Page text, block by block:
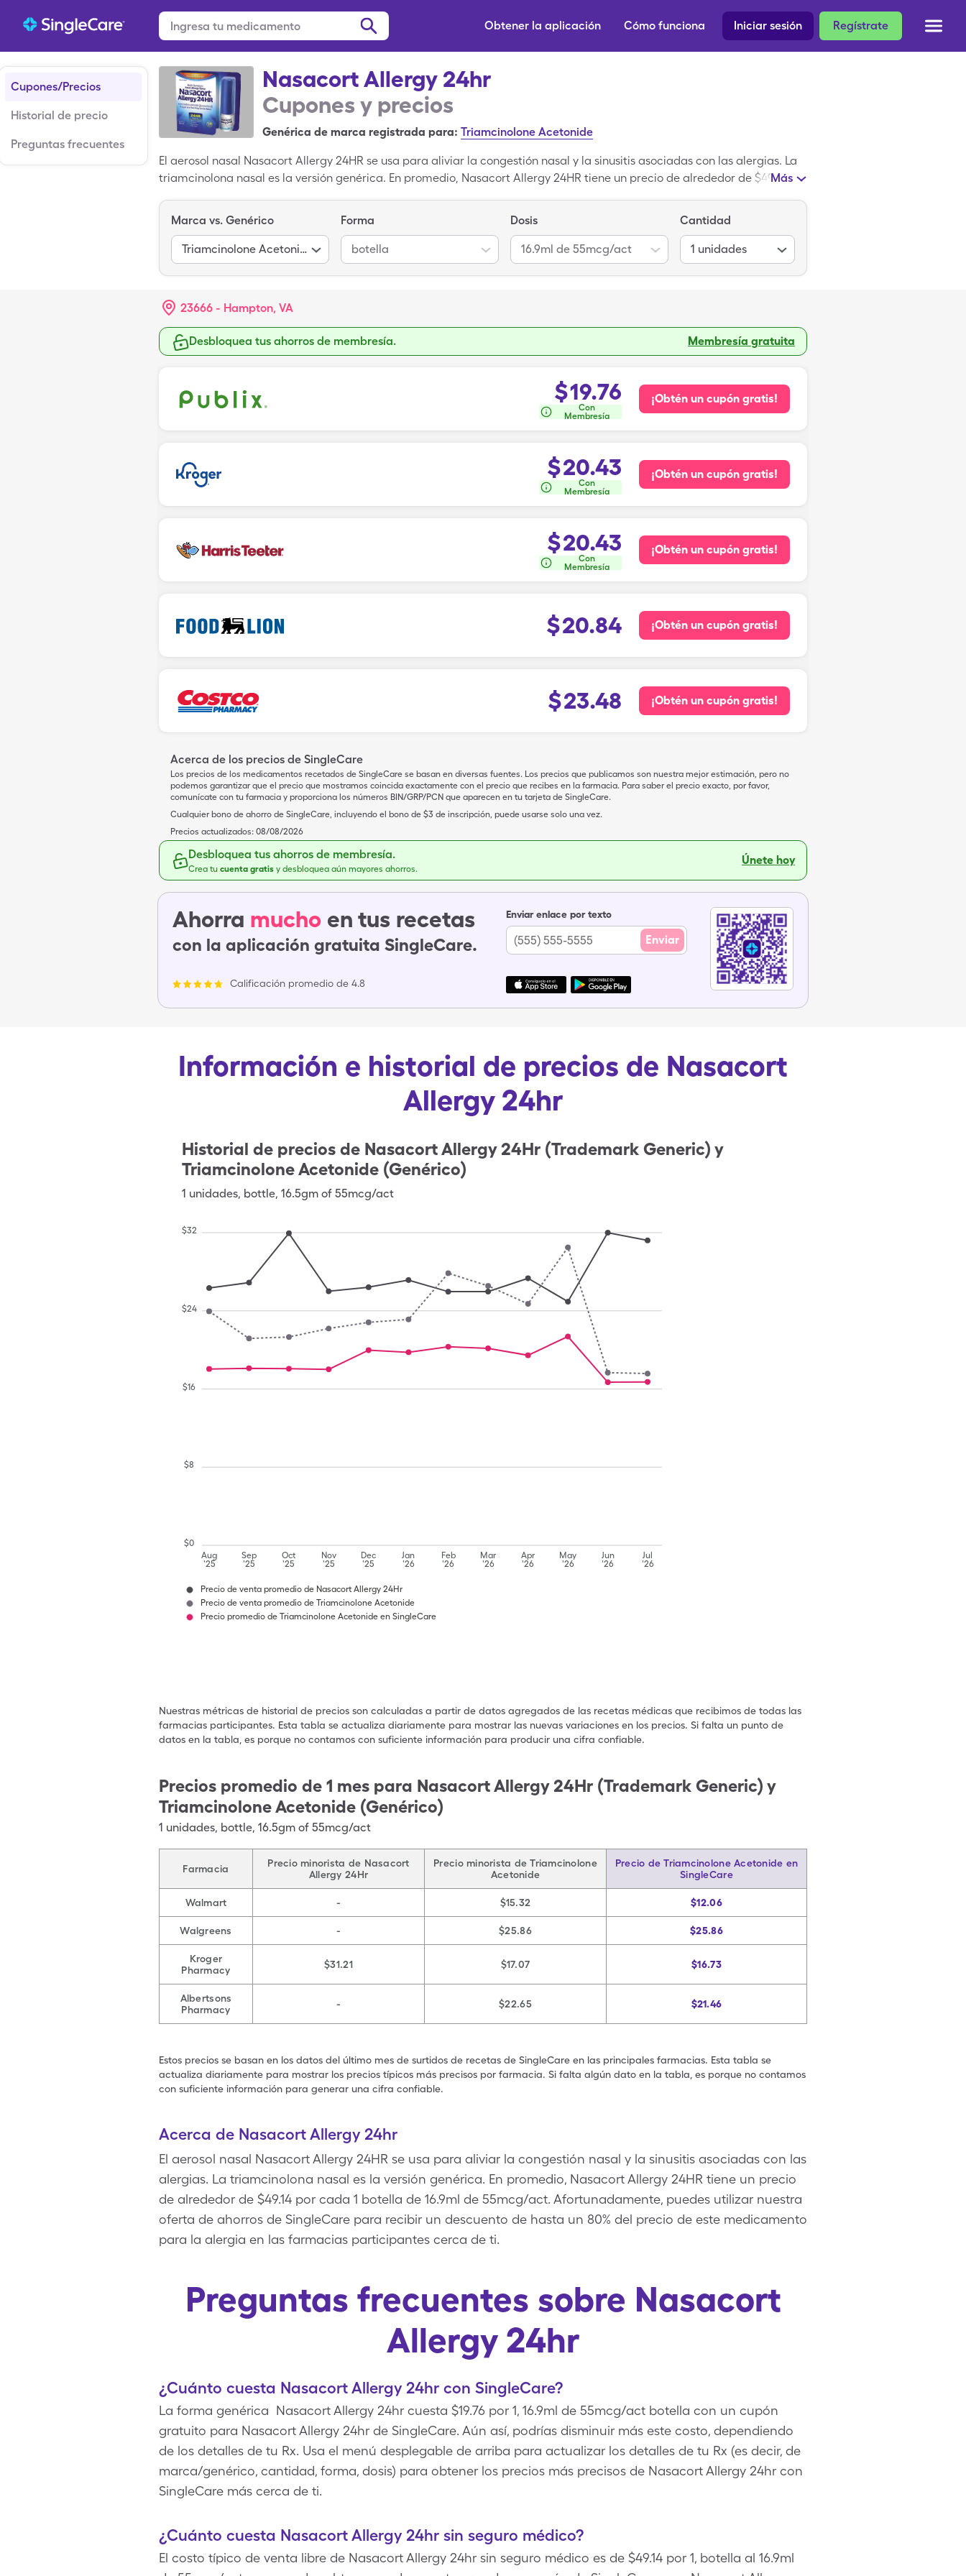
Regístrate
Iniciar sesión
Cómo funciona
Obtener la aplicación
Cupones/Precios
Historial de precio
Preguntas frecuentes
Nasacort Allergy 24hr
Cupones y precios
Genérica de marca registrada para: Triamcinolone Acetonide
El aerosol nasal Nasacort Allergy 24HR se usa para aliviar la congestión nasal y la sinusitis asociadas con las alergias. La
triamcinolona nasal es la versión genérica. En promedio, Nasacort Allergy 24HR tiene un precio de alrededor de $49.14 por
recibir un descuento de hasta un 80% del precio de este medicamento para la alergia en las farmacias participantes
Más
Marca vs. Genérico
Triamcinolone Acetonide
Forma
botella
Dosis
16.9ml de 55mcg/act
Cantidad
1 unidades
23666 - Hampton, VA
Desbloquea tus ahorros de membresía. Membresía gratuita
$19.76
Con
Membresía
¡Obtén un cupón gratis!
$20.43
Con
Membresía
¡Obtén un cupón gratis!
$20.43
Con
Membresía
¡Obtén un cupón gratis!
$20.84 ¡Obtén un cupón gratis!
$23.48 ¡Obtén un cupón gratis!
Acerca de los precios de SingleCare
Los precios de los medicamentos recetados de SingleCare se basan en diversas fuentes. Los precios que publicamos son nuestra mejor estimación, pero no
podemos garantizar que el precio que mostramos coincida exactamente con el precio que recibes en la farmacia. Para saber el precio exacto, por favor,
comunícate con tu farmacia y proporciona los números BIN/GRP/PCN que aparecen en tu tarjeta de SingleCare.
Cualquier bono de ahorro de SingleCare, incluyendo el bono de $3 de inscripción, puede usarse solo una vez.
Precios actualizados: 08/08/2026
Desbloquea tus ahorros de membresía.
Crea tu cuenta gratis y desbloquea aún mayores ahorros.
Únete hoy
Ahorra mucho en tus recetas
con la aplicación gratuita SingleCare.
Calificación promedio de 4.8
Enviar enlace por texto
Enviar
Información e historial de precios de Nasacort
Allergy 24hr
Historial de precios de Nasacort Allergy 24Hr (Trademark Generic) y
Triamcinolone Acetonide (Genérico)
1 unidades, bottle, 16.5gm of 55mcg/act
Aug
'25
Sep
'25
Oct
'25
Nov
'25
Dec
'25
Jan
'26
Feb
'26
Mar
'26
Apr
'26
May
'26
Jun
'26
Jul
'26
$0
$8
$16
$24
$32
Precio de venta promedio de Nasacort Allergy 24Hr
Precio de venta promedio de Triamcinolone Acetonide
Precio promedio de Triamcinolone Acetonide en SingleCare
Nuestras métricas de historial de precios son calculadas a partir de datos agregados de las recetas médicas que recibimos de todas las
farmacias participantes. Esta tabla se actualiza diariamente para mostrar las nuevas variaciones en los precios. Si falta un punto de
datos en la tabla, es porque no contamos con suficiente información para producir una cifra confiable.
Precios promedio de 1 mes para Nasacort Allergy 24Hr (Trademark Generic) y
Triamcinolone Acetonide (Genérico)
1 unidades, bottle, 16.5gm of 55mcg/act
Farmacia
Precio minorista de Nasacort
Allergy 24Hr
Precio minorista de Triamcinolone
Acetonide
Precio de Triamcinolone Acetonide en
SingleCare
Walmart - $15.32 $12.06
Walgreens - $25.86 $25.86
Kroger
Pharmacy
$31.21 $17.07 $16.73
Albertsons
Pharmacy
- $22.65 $21.46
Estos precios se basan en los datos del último mes de surtidos de recetas de SingleCare en las principales farmacias. Esta tabla se
actualiza diariamente para mostrar los precios típicos más precisos por farmacia. Si falta algún dato en la tabla, es porque no contamos
con suficiente información para generar una cifra confiable.
Acerca de Nasacort Allergy 24hr
El aerosol nasal Nasacort Allergy 24HR se usa para aliviar la congestión nasal y la sinusitis asociadas con las
alergias. La triamcinolona nasal es la versión genérica. En promedio, Nasacort Allergy 24HR tiene un precio
de alrededor de $49.14 por cada 1 botella de 16.9ml de 55mcg/act. Afortunadamente, puedes utilizar nuestra
oferta de ahorros de SingleCare para recibir un descuento de hasta un 80% del precio de este medicamento
para la alergia en las farmacias participantes cerca de ti.
Preguntas frecuentes sobre Nasacort
Allergy 24hr
¿Cuánto cuesta Nasacort Allergy 24hr con SingleCare?
La forma genérica Nasacort Allergy 24hr cuesta $19.76 por 1, 16.9ml de 55mcg/act botella con un cupón
gratuito para Nasacort Allergy 24hr de SingleCare. Aún así, podrías disminuir más este costo, dependiendo
de los detalles de tu Rx. Usa el menú desplegable de arriba para actualizar los detalles de tu Rx (es decir, de
marca/genérico, cantidad, forma, dosis) para obtener los precios más precisos de Nasacort Allergy 24hr con
SingleCare más cerca de ti.
¿Cuánto cuesta Nasacort Allergy 24hr sin seguro médico?
El costo típico de venta libre de Nasacort Allergy 24hr sin seguro médico es de $49.14 por 1, botella al 16.9ml